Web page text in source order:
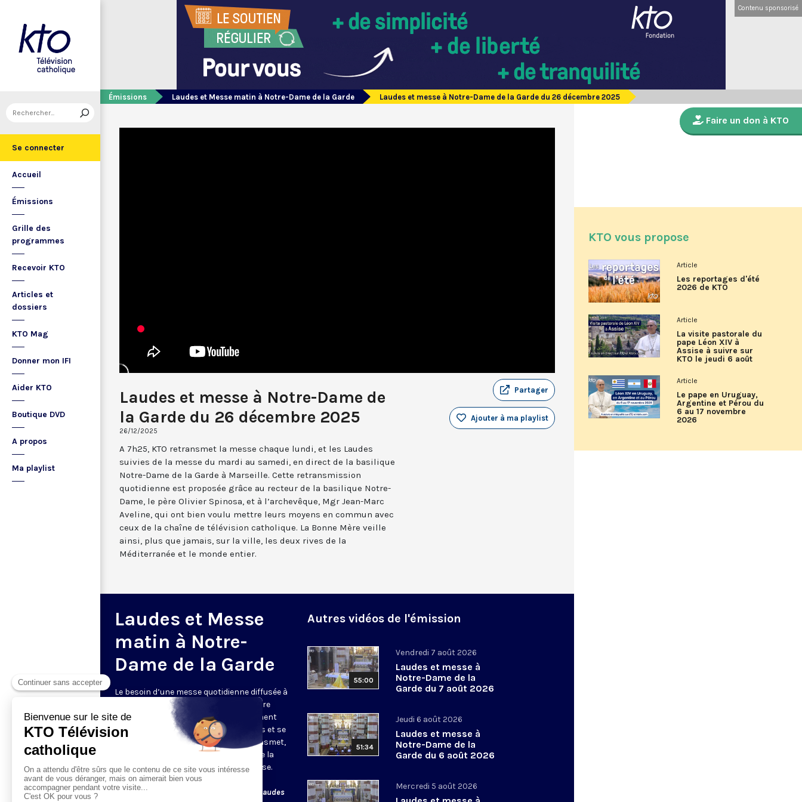
Se connecter
Accueil
Émissions
Grille des
programmes
Recevoir KTO
Articles et
dossiers
KTO Mag
Donner mon IFI
Aider KTO
Boutique DVD
A propos
Ma playlist
Contenu sponsorisé
Émissions Laudes et Messe matin à Notre-Dame de la Garde Laudes et messe à Notre-Dame de la Garde du 26 décembre 2025
Laudes et messe à Notre-Dame de
la Garde du 26 décembre 2025
26/12/2025
Partager
Ajouter à ma playlist
A 7h25, KTO retransmet la messe chaque lundi, et les Laudes
suivies de la messe du mardi au samedi, en direct de la basilique
Notre-Dame de la Garde à Marseille. Cette retransmission
quotidienne est proposée grâce au recteur de la basilique Notre-
Dame, le père Olivier Spinosa, et à l’archevêque, Mgr Jean-Marc
Aveline, qui ont bien voulu mettre leurs moyens en commun avec
ceux de la chaîne de télévision catholique. La Bonne Mère veille
ainsi, plus que jamais, sur la ville, les deux rives de la
Méditerranée et le monde entier.
Laudes et Messe
matin à Notre-
Dame de la Garde
Le besoin d’une messe quotidienne diffusée à
la télévision a été exprimé d’une manière
encore plus forte pendant le confinement
dans de nombreux pays francophones et se
maintient depuis la reprise. KTO retransmet,
en direct de la basilique Notre-Dame de la
Garde, à Marseille, les laudes et la messe.
Le lundi à 7h25, la messe
Du mardi au samedi à 7h25, messe avec laudes
Autres vidéos de l'émission
55:00
Vendredi 7 août 2026
Laudes et messe à
Notre-Dame de la
Garde du 7 août 2026
51:34
Jeudi 6 août 2026
Laudes et messe à
Notre-Dame de la
Garde du 6 août 2026
Mercredi 5 août 2026
Faire un don à KTO
KTO vous propose
Article
Les reportages d'été
2026 de KTO
Article
La visite pastorale du
pape Léon XIV à
Assise à suivre sur
KTO le jeudi 6 août
Article
Le pape en Uruguay,
Argentine et Pérou du
6 au 17 novembre
2026